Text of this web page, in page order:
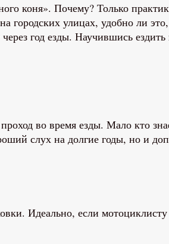
коня». Почему? Только
городских улицах, удобно ли
год езды. Научившись
во время езды. Мало кто
слух на долгие годы, но и
Идеально, если